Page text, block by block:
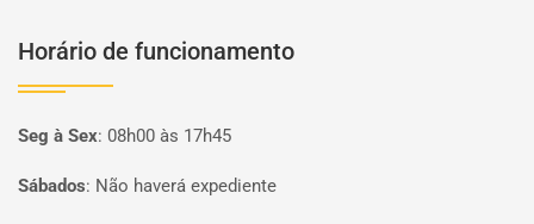
Horário de funcionamento
Seg à Sex: 08h00 às 17h45
Sábados: Não haverá expediente